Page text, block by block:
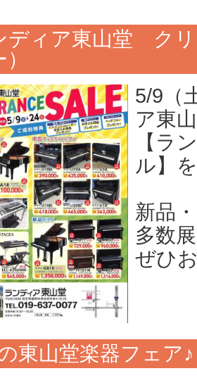
ディア東山堂 ク
5/9（
ア東
【ラ
ル】
新品
多数
ぜひ
東山堂楽器フェア